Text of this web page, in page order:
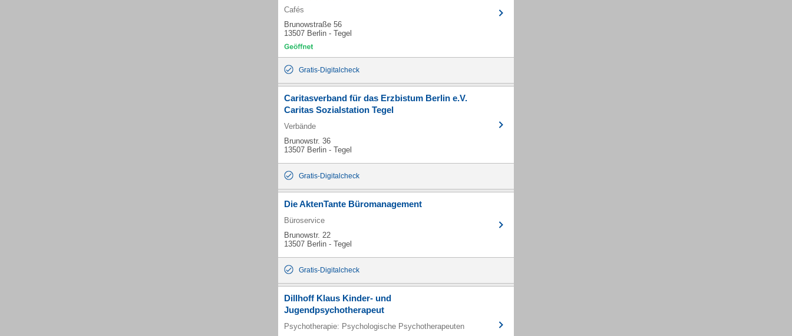
Cafés
Brunowstraße 56
13507 Berlin - Tegel
Gratis-Digitalcheck
Caritasverband für das Erzbistum Berlin e.V.
Caritas Sozialstation Tegel
Verbände
Brunowstr. 36
13507 Berlin - Tegel
Gratis-Digitalcheck
Die AktenTante Büromanagement
Büroservice
Brunowstr. 22
13507 Berlin - Tegel
Gratis-Digitalcheck
Dillhoff Klaus Kinder- und
Jugendpsychotherapeut
Psychotherapie: Psychologische Psychotherapeuten